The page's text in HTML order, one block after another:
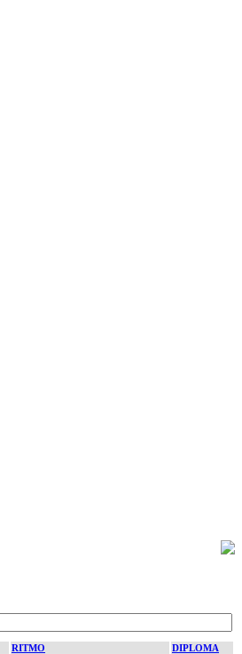
RITMO DIPLOMA